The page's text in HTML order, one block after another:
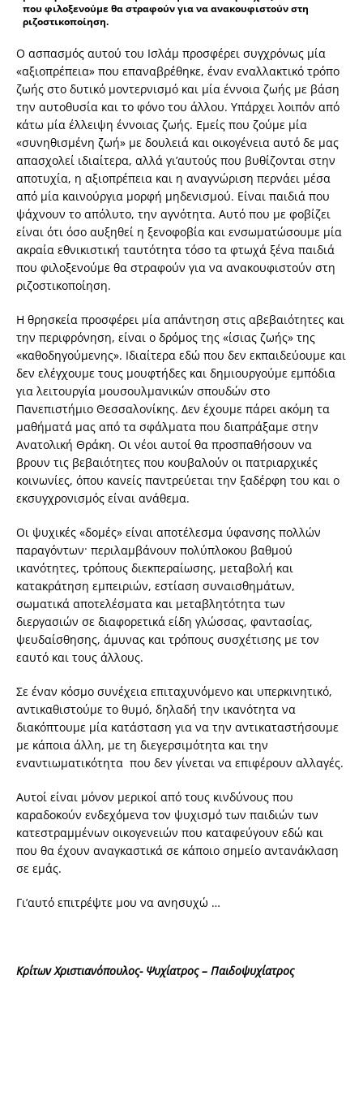
που φιλοξενούμε θα στραφούν για να ανακουφιστούν στη
ριζοστικοποίηση.
Ο ασπασμός αυτού του Ισλάμ προσφέρει συγχρόνως μία
«αξιοπρέπεια» που επαναβρέθηκε, έναν εναλλακτικό τρόπο
ζωής στο δυτικό μοντερνισμό και μία έννοια ζωής με βάση
την αυτοθυσία και το φόνο του άλλου. Υπάρχει λοιπόν από
κάτω μία έλλειψη έννοιας ζωής. Εμείς που ζούμε μία
«συνηθισμένη ζωή» με δουλειά και οικογένεια αυτό δε μας
απασχολεί ιδιαίτερα, αλλά γι’αυτούς που βυθίζονται στην
αποτυχία, η αξιοπρέπεια και η αναγνώριση περνάει μέσα
από μία καινούργια μορφή μηδενισμού. Είναι παιδιά που
ψάχνουν το απόλυτο, την αγνότητα. Αυτό που με φοβίζει
είναι ότι όσο αυξηθεί η ξενοφοβία και ενσωματώσουμε μία
ακραία εθνικιστική ταυτότητα τόσο τα φτωχά ξένα παιδιά
που φιλοξενούμε θα στραφούν για να ανακουφιστούν στη
ριζοστικοποίηση.
Η θρησκεία προσφέρει μία απάντηση στις αβεβαιότητες και
την περιφρόνηση, είναι ο δρόμος της «ίσιας ζωής» της
«καθοδηγούμενης». Ιδιαίτερα εδώ που δεν εκπαιδεύουμε και
δεν ελέγχουμε τους μουφτήδες και δημιουργούμε εμπόδια
για λειτουργία μουσουλμανικών σπουδών στο
Πανεπιστήμιο Θεσσαλονίκης. Δεν έχουμε πάρει ακόμη τα
μαθήματά μας από τα σφάλματα που διαπράξαμε στην
Ανατολική Θράκη. Οι νέοι αυτοί θα προσπαθήσουν να
βρουν τις βεβαιότητες που κουβαλούν οι πατριαρχικές
κοινωνίες, όπου κανείς παντρεύεται την ξαδέρφη του και ο
εκσυγχρονισμός είναι ανάθεμα.
Οι ψυχικές «δομές» είναι αποτέλεσμα ύφανσης πολλών
παραγόντων· περιλαμβάνουν πολύπλοκου βαθμού
ικανότητες, τρόπους διεκπεραίωσης, μεταβολή και
κατακράτηση εμπειριών, εστίαση συναισθημάτων,
σωματικά αποτελέσματα και μεταβλητότητα των
διεργασιών σε διαφορετικά είδη γλώσσας, φαντασίας,
ψευδαίσθησης, άμυνας και τρόπους συσχέτισης με τον
εαυτό και τους άλλους.
Σε έναν κόσμο συνέχεια επιταχυνόμενο και υπερκινητικό,
αντικαθιστούμε το θυμό, δηλαδή την ικανότητα να
διακόπτουμε μία κατάσταση για να την αντικαταστήσουμε
με κάποια άλλη, με τη διεγερσιμότητα και την
εναντιωματικότητα που δεν γίνεται να επιφέρουν αλλαγές.
Αυτοί είναι μόνον μερικοί από τους κινδύνους που
καραδοκούν ενδεχόμενα τον ψυχισμό των παιδιών των
κατεστραμμένων οικογενειών που καταφεύγουν εδώ και
που θα έχουν αναγκαστικά σε κάποιο σημείο αντανάκλαση
σε εμάς.
Γι’αυτό επιτρέψτε μου να ανησυχώ …
Κρίτων Χριστιανόπουλος- Ψυχίατρος – Παιδοψυχίατρος